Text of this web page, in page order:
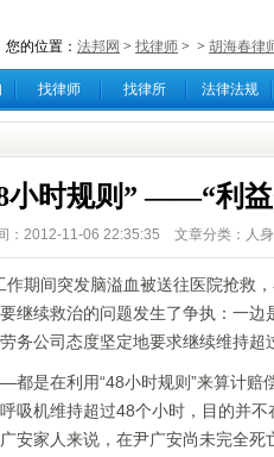
小时规则” ——“利
：2012-11-06 22:35:35 文章分类：人
期间突发脑溢血被送往医院抢救
继续救治的问题发生了争执：一
务公司态度坚定地要求继续维持超
在利用“48小时规则”来算计赔偿
吸机维持超过48个小时，目的并
安家人来说，在尹广安尚未完全
您的位置： 法邦网 > 找律师 > > 胡海春律
找律师 找律所 法律法规